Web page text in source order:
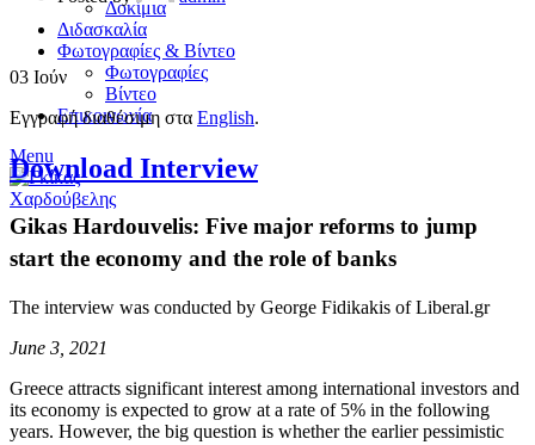
Δοκίμια
Διδασκαλία
Φωτογραφίες & Βίντεο
Φωτογραφίες
Βίντεο
Επικοινωνία
Menu
03 Ιούν
Εγγραφή διαθέσιμη στα English.
Download Interview
Gikas Hardouvelis: Five major reforms to jump
start the economy and the role of banks
The interview was conducted by George Fidikakis of Liberal.gr
June 3, 2021
Greece attracts significant interest among international investors and
its economy is expected to grow at a rate of 5% in the following
years. However, the big question is whether the earlier pessimistic